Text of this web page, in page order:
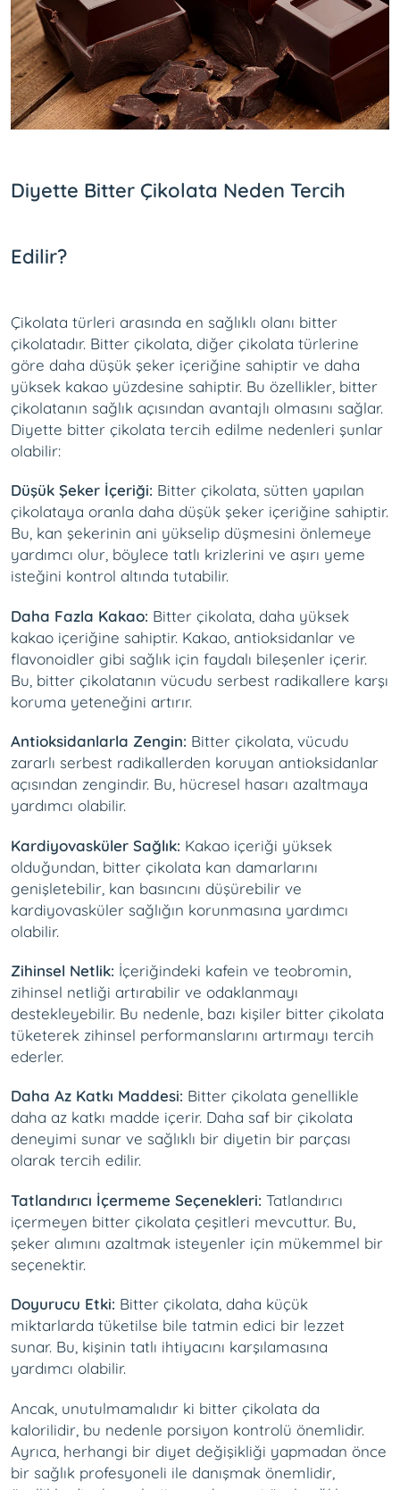
Diyette Bitter Çikolata Neden Tercih
Edilir?
Çikolata türleri arasında en sağlıklı olanı bitter
çikolatadır. Bitter çikolata, diğer çikolata türlerine
göre daha düşük şeker içeriğine sahiptir ve daha
yüksek kakao yüzdesine sahiptir. Bu özellikler, bitter
çikolatanın sağlık açısından avantajlı olmasını sağlar.
Diyette bitter çikolata tercih edilme nedenleri şunlar
olabilir:
Düşük Şeker İçeriği: Bitter çikolata, sütten yapılan
çikolataya oranla daha düşük şeker içeriğine sahiptir.
Bu, kan şekerinin ani yükselip düşmesini önlemeye
yardımcı olur, böylece tatlı krizlerini ve aşırı yeme
isteğini kontrol altında tutabilir.
Daha Fazla Kakao: Bitter çikolata, daha yüksek
kakao içeriğine sahiptir. Kakao, antioksidanlar ve
flavonoidler gibi sağlık için faydalı bileşenler içerir.
Bu, bitter çikolatanın vücudu serbest radikallere karşı
koruma yeteneğini artırır.
Antioksidanlarla Zengin: Bitter çikolata, vücudu
zararlı serbest radikallerden koruyan antioksidanlar
açısından zengindir. Bu, hücresel hasarı azaltmaya
yardımcı olabilir.
Kardiyovasküler Sağlık: Kakao içeriği yüksek
olduğundan, bitter çikolata kan damarlarını
genişletebilir, kan basıncını düşürebilir ve
kardiyovasküler sağlığın korunmasına yardımcı
olabilir.
Zihinsel Netlik: İçeriğindeki kafein ve teobromin,
zihinsel netliği artırabilir ve odaklanmayı
destekleyebilir. Bu nedenle, bazı kişiler bitter çikolata
tüketerek zihinsel performanslarını artırmayı tercih
ederler.
Daha Az Katkı Maddesi: Bitter çikolata genellikle
daha az katkı madde içerir. Daha saf bir çikolata
deneyimi sunar ve sağlıklı bir diyetin bir parçası
olarak tercih edilir.
Tatlandırıcı İçermeme Seçenekleri: Tatlandırıcı
içermeyen bitter çikolata çeşitleri mevcuttur. Bu,
şeker alımını azaltmak isteyenler için mükemmel bir
seçenektir.
Doyurucu Etki: Bitter çikolata, daha küçük
miktarlarda tüketilse bile tatmin edici bir lezzet
sunar. Bu, kişinin tatlı ihtiyacını karşılamasına
yardımcı olabilir.
Ancak, unutulmamalıdır ki bitter çikolata da
kalorilidir, bu nedenle porsiyon kontrolü önemlidir.
Ayrıca, herhangi bir diyet değişikliği yapmadan önce
bir sağlık profesyoneli ile danışmak önemlidir,